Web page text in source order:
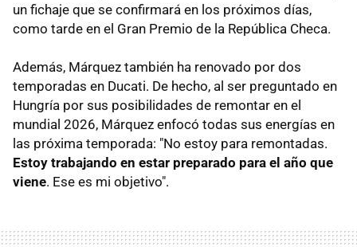
un fichaje que se confirmará en los próximos días,
como tarde en el Gran Premio de la República Checa.
Además, Márquez también ha renovado por dos
temporadas en Ducati. De hecho, al ser preguntado en
Hungría por sus posibilidades de remontar en el
mundial 2026, Márquez enfocó todas sus energías en
las próxima temporada: "No estoy para remontadas.
Estoy trabajando en estar preparado para el año que
viene. Ese es mi objetivo".